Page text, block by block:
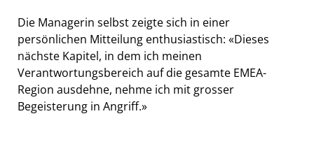
Die Managerin selbst zeigte sich in einer
persönlichen Mitteilung enthusiastisch: «Dieses
nächste Kapitel, in dem ich meinen
Verantwortungsbereich auf die gesamte EMEA-
Region ausdehne, nehme ich mit grosser
Begeisterung in Angriff.»